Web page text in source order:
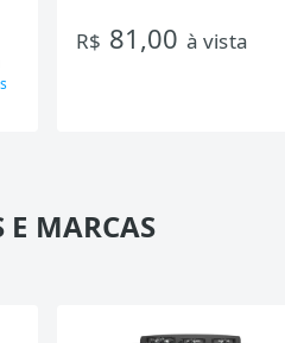
R$ 81,00 à vista
E MARCAS